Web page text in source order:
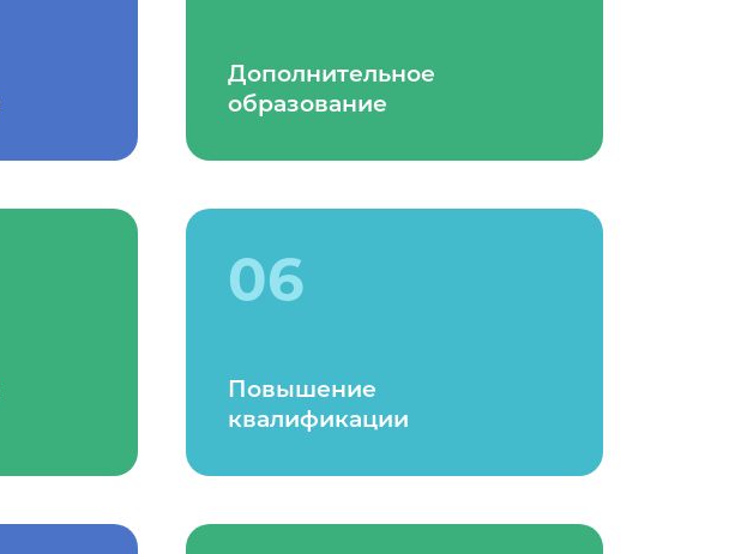
Дополнительное
образование
06
Повышение
квалификации